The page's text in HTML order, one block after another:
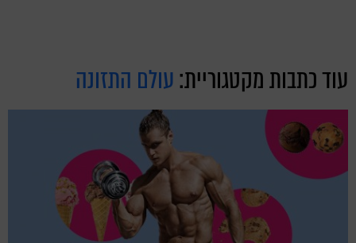
עוד כתבות מקטגוריית:עולם התזונה